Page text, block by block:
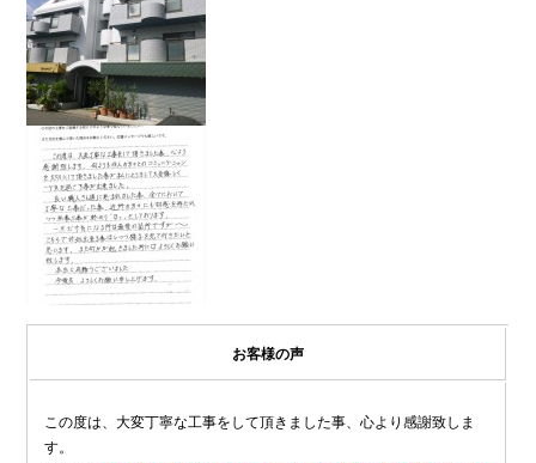
お客様の声
この度は、大変丁寧な工事をして頂きました事、心より感謝致しま
す。